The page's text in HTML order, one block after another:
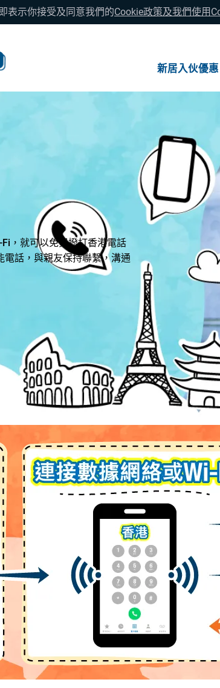
表示你接受及同意我們的Cookie政策及我們使用
新居入伙優惠
，就可以免費撥打香港電話
電話，與親友保持聯繫，溝通